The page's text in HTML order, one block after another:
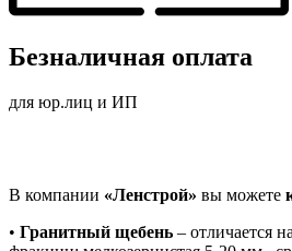
Безналичная оплата
для юр.лиц и ИП
В компании «Ленстрой» вы можете
• Гранитный щебень – отличается